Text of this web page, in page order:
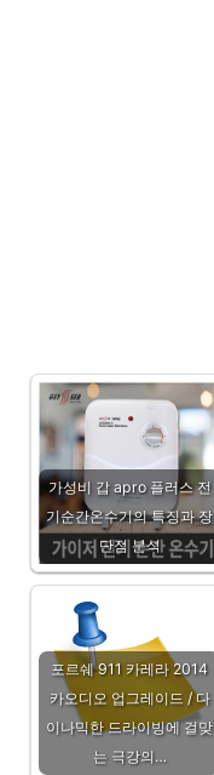
가성비 갑 apro 플러스 전
기순간온수기의 특징과 장
단점 분석
포르쉐 911 카레라 2014
카오디오 업그레이드 / 다
이나믹한 드라이빙에 걸맞
는 극강의…